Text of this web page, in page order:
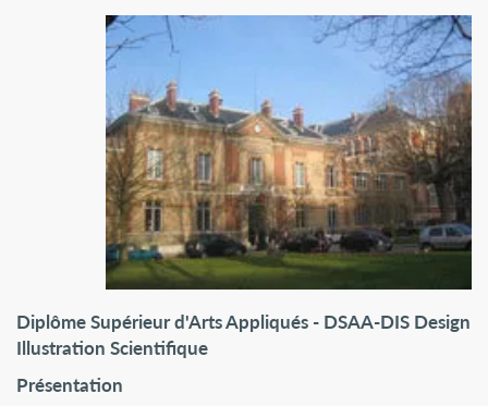
Diplôme Supérieur d'Arts Appliqués - DSAA-DIS Design
Illustration Scientifique
Présentation